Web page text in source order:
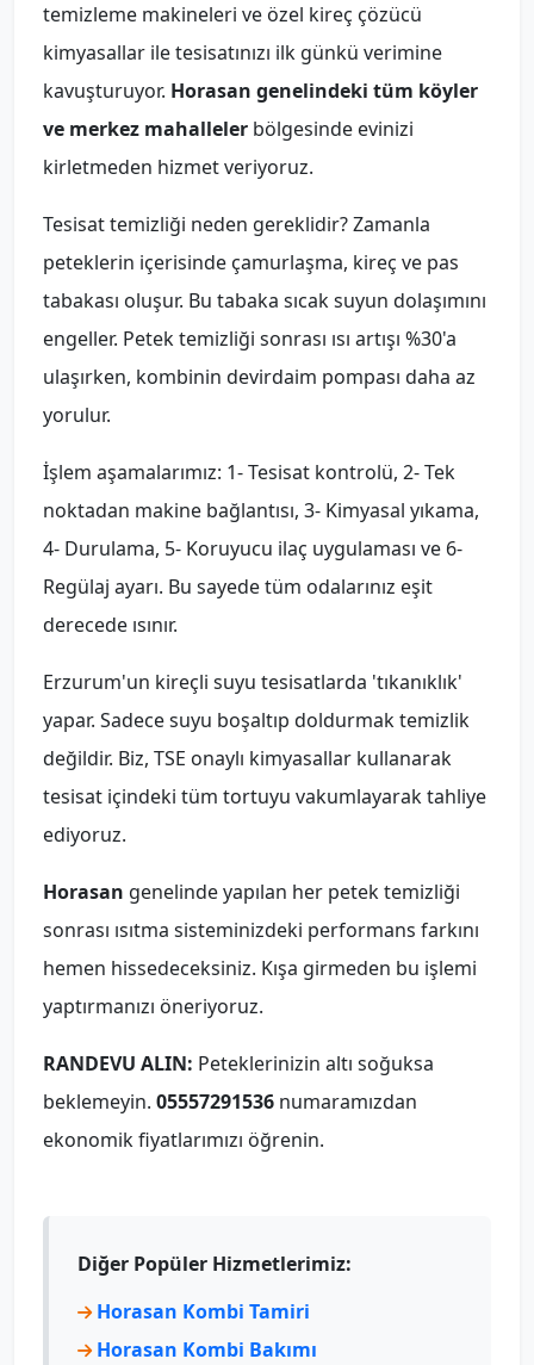
temizleme makineleri ve özel kireç çözücü
kimyasallar ile tesisatınızı ilk günkü verimine
kavuşturuyor. Horasan genelindeki tüm köyler
ve merkez mahalleler bölgesinde evinizi
kirletmeden hizmet veriyoruz.
Tesisat temizliği neden gereklidir? Zamanla
peteklerin içerisinde çamurlaşma, kireç ve pas
tabakası oluşur. Bu tabaka sıcak suyun dolaşımını
engeller. Petek temizliği sonrası ısı artışı %30'a
ulaşırken, kombinin devirdaim pompası daha az
yorulur.
İşlem aşamalarımız: 1- Tesisat kontrolü, 2- Tek
noktadan makine bağlantısı, 3- Kimyasal yıkama,
4- Durulama, 5- Koruyucu ilaç uygulaması ve 6-
Regülaj ayarı. Bu sayede tüm odalarınız eşit
derecede ısınır.
Erzurum'un kireçli suyu tesisatlarda 'tıkanıklık'
yapar. Sadece suyu boşaltıp doldurmak temizlik
değildir. Biz, TSE onaylı kimyasallar kullanarak
tesisat içindeki tüm tortuyu vakumlayarak tahliye
ediyoruz.
Horasan genelinde yapılan her petek temizliği
sonrası ısıtma sisteminizdeki performans farkını
hemen hissedeceksiniz. Kışa girmeden bu işlemi
yaptırmanızı öneriyoruz.
RANDEVU ALIN: Peteklerinizin altı soğuksa
beklemeyin. 05557291536 numaramızdan
ekonomik fiyatlarımızı öğrenin.
Diğer Popüler Hizmetlerimiz:
Horasan Kombi Tamiri
Horasan Kombi Bakımı